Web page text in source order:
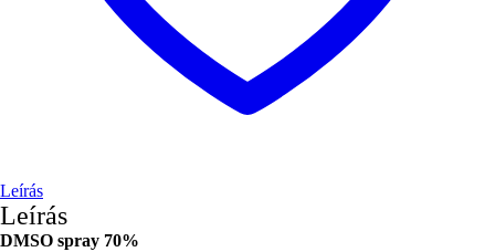
Leírás
Leírás
DMSO spray 70%